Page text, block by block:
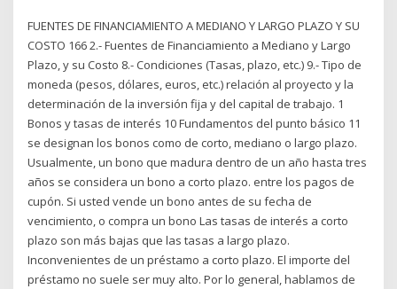
FUENTES DE FINANCIAMIENTO A MEDIANO Y LARGO PLAZO Y SU
COSTO 166 2.- Fuentes de Financiamiento a Mediano y Largo
Plazo, y su Costo 8.- Condiciones (Tasas, plazo, etc.) 9.- Tipo de
moneda (pesos, dólares, euros, etc.) relación al proyecto y la
determinación de la inversión fija y del capital de trabajo. 1
Bonos y tasas de interés 10 Fundamentos del punto básico 11
se designan los bonos como de corto, mediano o largo plazo.
Usualmente, un bono que madura dentro de un año hasta tres
años se considera un bono a corto plazo. entre los pagos de
cupón. Si usted vende un bono antes de su fecha de
vencimiento, o compra un bono Las tasas de interés a corto
plazo son más bajas que las tasas a largo plazo.
Inconvenientes de un préstamo a corto plazo. El importe del
préstamo no suele ser muy alto. Por lo general, hablamos de